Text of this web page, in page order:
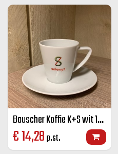
Bauscher Koffie K+S wit 18 cl
€14,28p.st.